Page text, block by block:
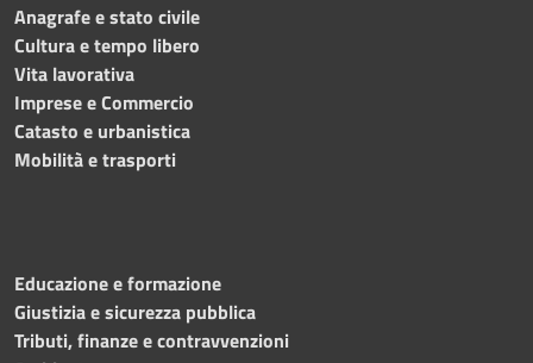
Anagrafe e stato civile
Cultura e tempo libero
Vita lavorativa
Imprese e Commercio
Catasto e urbanistica
Mobilità e trasporti
Educazione e formazione
Giustizia e sicurezza pubblica
Tributi, finanze e contravvenzioni